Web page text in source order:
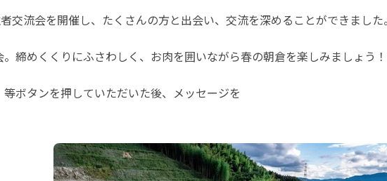
交流会を開催し、たくさんの方と出会い、交流を深めることができました
締めくくりにふさわしく、お肉を囲いながら春の朝倉を楽しみましょう！
ボタンを押していただいた後、メッセージを